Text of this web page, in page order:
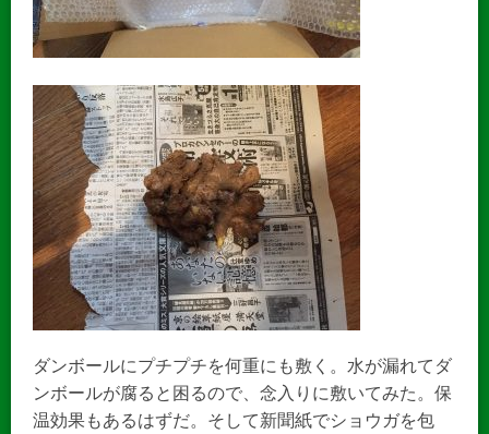
ダンボールにプチプチを何重にも敷く。水が漏れてダ
ンボールが腐ると困るので、念入りに敷いてみた。保
温効果もあるはずだ。そして新聞紙でショウガを包